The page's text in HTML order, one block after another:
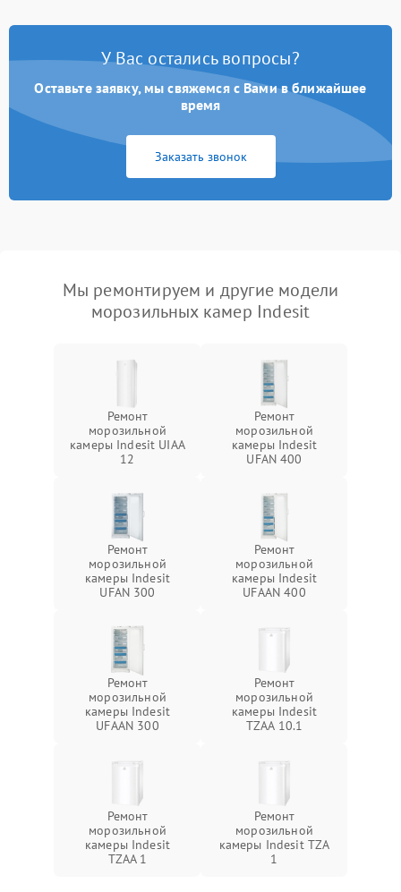
У Вас остались вопросы?
Оставьте заявку, мы свяжемся с Вами в ближайшее
время
Заказать звонок
Мы ремонтируем и другие модели
морозильных камер Indesit
Ремонт
морозильной
камеры Indesit UIAA
12
Ремонт
морозильной
камеры Indesit
UFAN 400
Ремонт
морозильной
камеры Indesit
UFAN 300
Ремонт
морозильной
камеры Indesit
UFAAN 400
Ремонт
морозильной
камеры Indesit
UFAAN 300
Ремонт
морозильной
камеры Indesit
TZAA 10.1
Ремонт
морозильной
камеры Indesit
TZAA 1
Ремонт
морозильной
камеры Indesit TZA
1